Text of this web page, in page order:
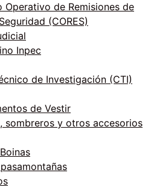
Operativo de Remisiones de
(CORES)
Inpec
de Investigación (CTI)
de Vestir
sombreros y otros accesorios